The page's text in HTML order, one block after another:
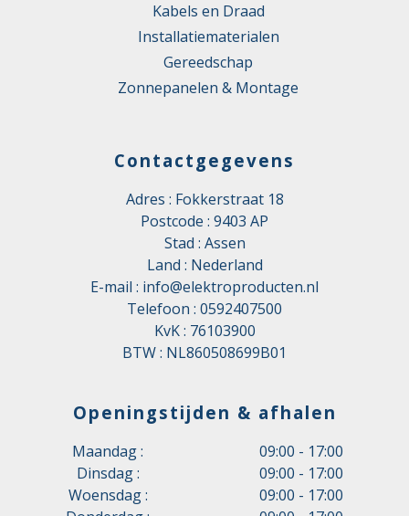
Kabels en Draad
Installatiematerialen
Gereedschap
Zonnepanelen & Montage
Contactgegevens
Adres : Fokkerstraat 18
Postcode : 9403 AP
Stad : Assen
Land : Nederland
E-mail : info@elektroproducten.nl
Telefoon : 0592407500
KvK : 76103900
BTW : NL860508699B01
Openingstijden & afhalen
Maandag :
09:00 - 17:00
Dinsdag :
09:00 - 17:00
Woensdag :
09:00 - 17:00